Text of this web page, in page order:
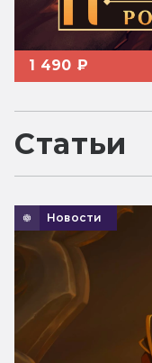
1 490 ₽
Статьи
Новости